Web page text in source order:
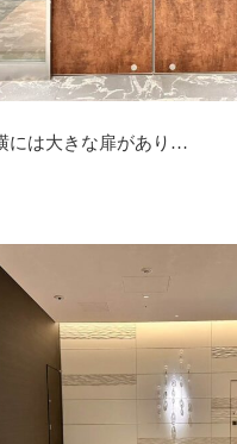
には大きな扉があり…